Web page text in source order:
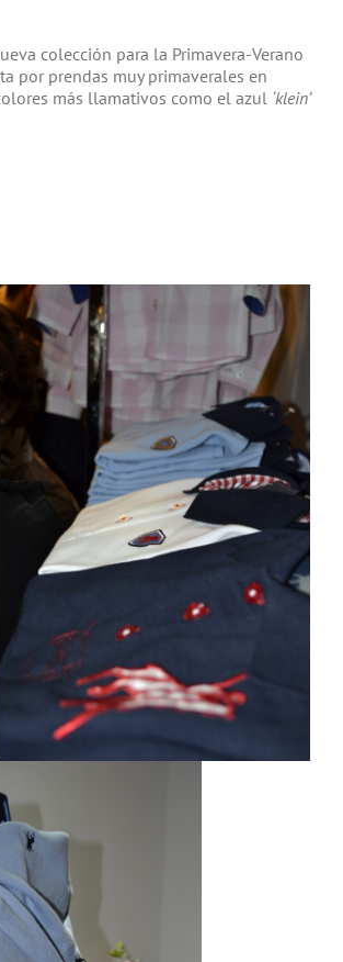
colección para la Primavera-Verano
por prendas muy primaverales en
más llamativos como el azul ‘klein’